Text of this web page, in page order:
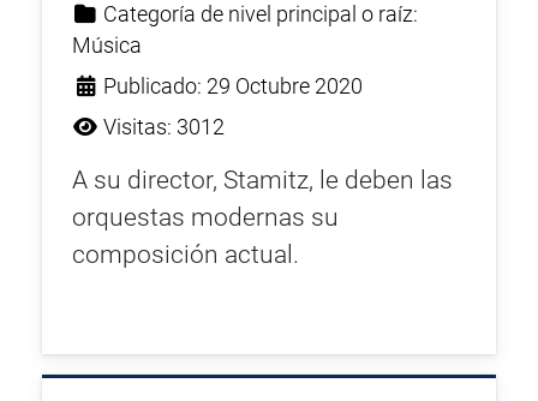
Categoría de nivel principal o raíz:
Música
Publicado: 29 Octubre 2020
Visitas: 3012
A su director, Stamitz, le deben las
orquestas modernas su
composición actual.